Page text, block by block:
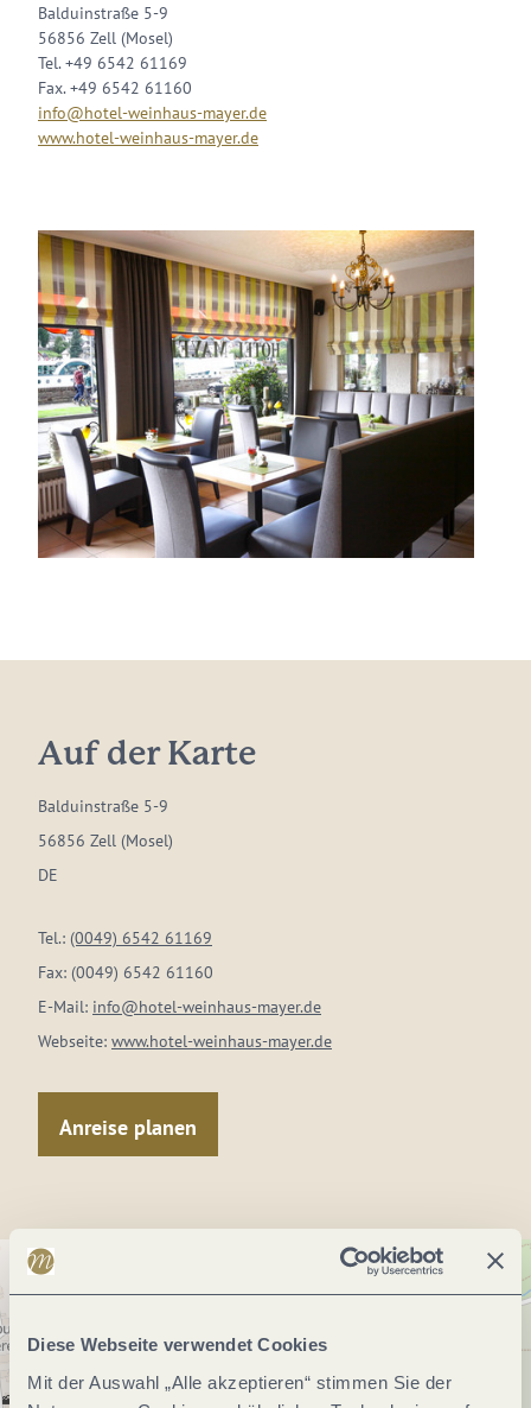
Diese Webseite verwendet Cookies
Mit der Auswahl „Alle akzeptieren“ stimmen Sie der
Balduinstraße 5-9
56856 Zell (Mosel)
Tel. +49 6542 61169
Fax. +49 6542 61160
info@hotel-weinhaus-mayer.de
www.hotel-weinhaus-mayer.de
Auf der Karte
Balduinstraße 5-9
56856 Zell (Mosel)
DE
Tel.: (0049) 6542 61169
Fax: (0049) 6542 61160
E-Mail: info@hotel-weinhaus-mayer.de
Webseite: www.hotel-weinhaus-mayer.de
Anreise planen